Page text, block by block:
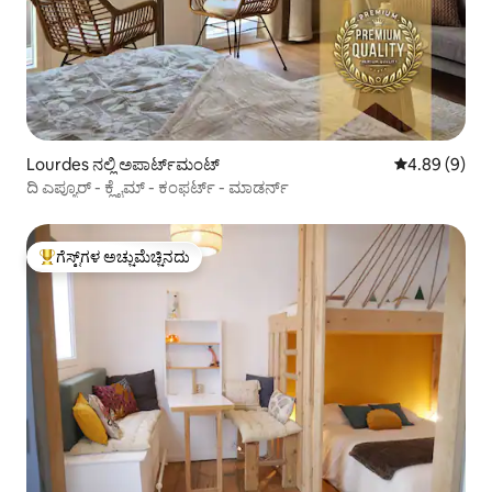
Lourdes ನಲ್ಲಿ ಅಪಾರ್ಟ್‌ಮಂಟ್ 5 ರಲ್ಲಿ 4.89
4.89 (9)
ದಿ ಎಪ್ಯೂರ್ - ಕ್ಲೈಮ್ - ಕಂಫರ್ಟ್ - ಮಾಡರ್ನ್
ಗೆಸ್ಟ್‌ಗಳಿಗೆ ಅತಿ ಹೆಚ್ಚು ಅಚ್ಚುಮೆಚ್ಚಿನದು
ಗೆಸ್ಟ್‌ಗಳ ಅಚ್ಚುಮೆಚ್ಚಿನದು